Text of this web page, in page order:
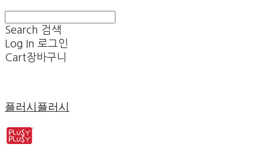
Search 검색
Log In 로그인
Cart장바구니
플러시플러시